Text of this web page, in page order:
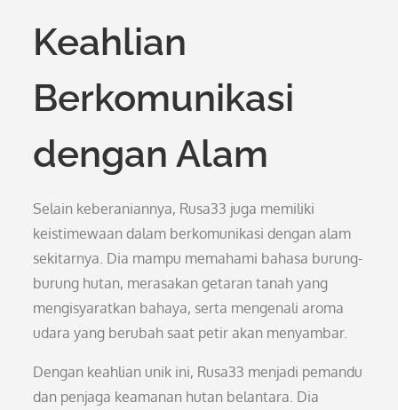
Keahlian
Berkomunikasi
dengan Alam
Selain keberaniannya, Rusa33 juga memiliki
keistimewaan dalam berkomunikasi dengan alam
sekitarnya. Dia mampu memahami bahasa burung-
burung hutan, merasakan getaran tanah yang
mengisyaratkan bahaya, serta mengenali aroma
udara yang berubah saat petir akan menyambar.
Dengan keahlian unik ini, Rusa33 menjadi pemandu
dan penjaga keamanan hutan belantara. Dia